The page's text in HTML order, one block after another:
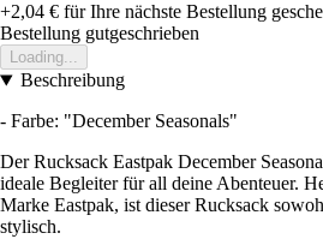
+2,04 € für Ihre nächste Bestellung
Bestellung gutgeschrieben
Loading...
Beschreibung
- Farbe: "December Seasonals"
Der Rucksack Eastpak December
ideale Begleiter für all deine Abenteuer.
Marke Eastpak, ist dieser Rucksack
stylisch.